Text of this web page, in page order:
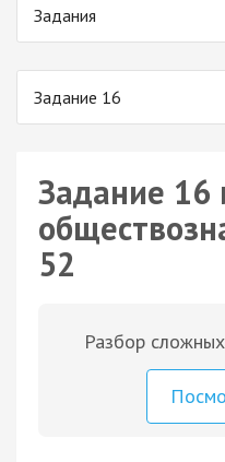
Задания
Задание 16
Задание 16
52
Разбор